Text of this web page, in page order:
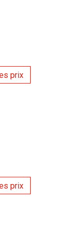
prix
prix